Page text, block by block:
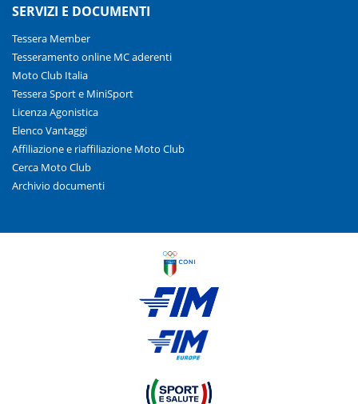
SERVIZI E DOCUMENTI
Tessera Member
Tesseramento online MC aderenti
Moto Club Italia
Tessera Sport e MiniSport
Licenza Agonistica
Elenco Vantaggi
Affiliazione e riaffiliazione Moto Club
Cerca Moto Club
Archivio documenti